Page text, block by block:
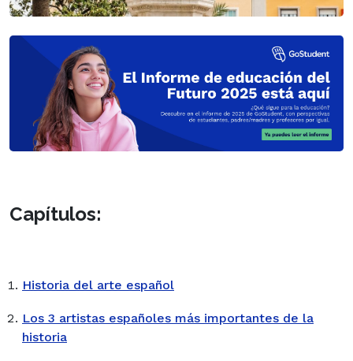
Capítulos:
Historia del arte español
Los 3 artistas españoles más importantes de la
historia